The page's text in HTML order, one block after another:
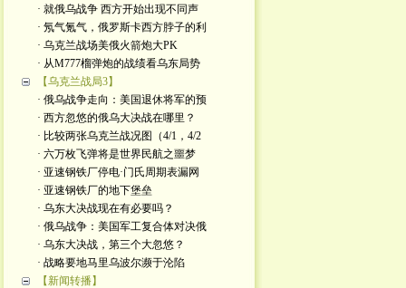
· 就俄乌战争 西方开始出现不同声
· 氖气氪气，俄罗斯卡西方脖子的利
· 乌克兰战场美俄火箭炮大PK
· 从M777榴弹炮的战绩看乌东局势
【乌克兰战局3】
· 俄乌战争走向：美国退休将军的预
· 西方忽悠的俄乌大决战在哪里？
· 比较两张乌克兰战况图（4/1，4/2
· 六万枚飞弹将是世界民航之噩梦
· 亚速钢铁厂停电·门氏周期表漏网
· 亚速钢铁厂的地下堡垒
· 乌东大决战现在有必要吗？
· 俄乌战争：美国军工复合体对决俄
· 乌东大决战，第三个大忽悠？
· 战略要地马里乌波尔濒于沦陷
【新闻转播】